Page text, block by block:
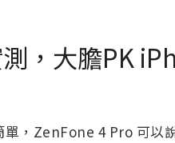
，大膽PK
，ZenFone 4 Pro 可以